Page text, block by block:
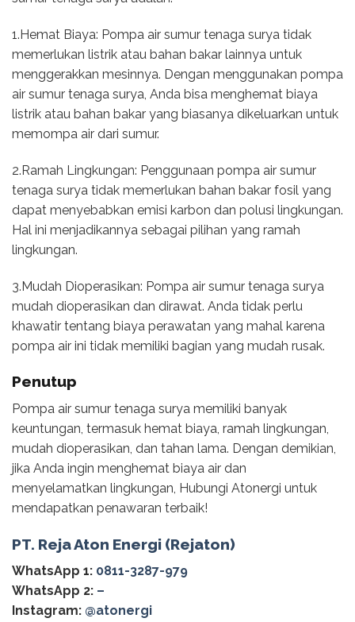
1.Hemat Biaya: Pompa air sumur tenaga surya tidak
memerlukan listrik atau bahan bakar lainnya untuk
menggerakkan mesinnya. Dengan menggunakan pompa
air sumur tenaga surya, Anda bisa menghemat biaya
listrik atau bahan bakar yang biasanya dikeluarkan untuk
memompa air dari sumur.
2.Ramah Lingkungan: Penggunaan pompa air sumur
tenaga surya tidak memerlukan bahan bakar fosil yang
dapat menyebabkan emisi karbon dan polusi lingkungan.
Hal ini menjadikannya sebagai pilihan yang ramah
lingkungan.
3.Mudah Dioperasikan: Pompa air sumur tenaga surya
mudah dioperasikan dan dirawat. Anda tidak perlu
khawatir tentang biaya perawatan yang mahal karena
pompa air ini tidak memiliki bagian yang mudah rusak.
Penutup
Pompa air sumur tenaga surya memiliki banyak
keuntungan, termasuk hemat biaya, ramah lingkungan,
mudah dioperasikan, dan tahan lama. Dengan demikian,
jika Anda ingin menghemat biaya air dan
menyelamatkan lingkungan, Hubungi Atonergi untuk
mendapatkan penawaran terbaik!
PT. Reja Aton Energi (Rejaton)
WhatsApp 1: 0811-3287-979
WhatsApp 2: –
Instagram: @‌atonergi